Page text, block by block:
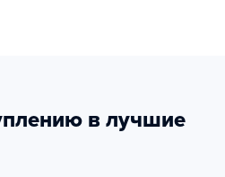
в лучшие